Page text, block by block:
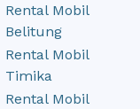
Rental Mobil
Belitung
Rental Mobil
Timika
Rental Mobil